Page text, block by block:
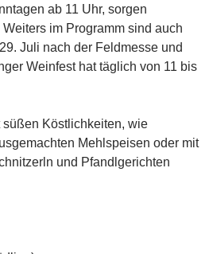
ab 11 Uhr, sorgen
im Programm sind auch
Juli nach der Feldmesse und
Weinfest hat täglich von 11 bis
Köstlichkeiten, wie
Mehlspeisen oder mit
und Pfandlgerichten